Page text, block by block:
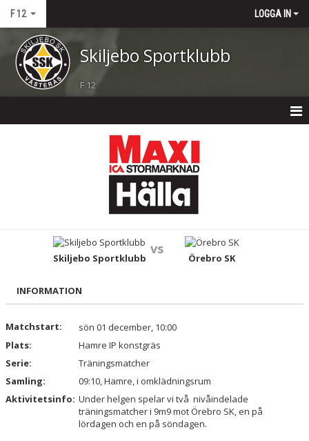
F 12 LOGGA IN
Skiljebo Sportklubb
F 12
BILDGALLERI
Skiljebo Sportklubb
vs
Örebro SK
INFORMATION
Matchstart:
sön 01 december, 10:00
Plats:
Hamre IP konstgräs
Serie:
Träningsmatcher
Samling:
09:10, Hamre, i omklädningsrum
Aktivitetsinfo: Under helgen spelar vi två nivåindelade
träningsmatcher i 9m9 mot Örebro SK, en på
lördagen och en på söndagen.